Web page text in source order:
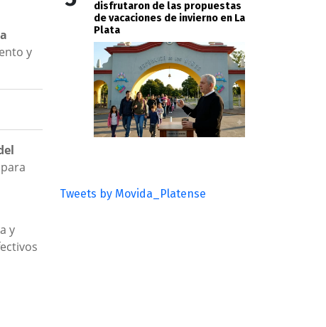
y
y
disfrutaron de las propuestas
de vacaciones de invierno en La
Plata
Tweets by Movida_Platense